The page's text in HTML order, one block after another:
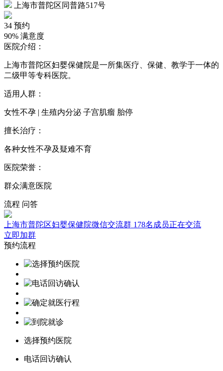
上海市普陀区同普路517号
34 预约
90% 满意度
医院介绍：
上海市普陀区妇婴保健院是一所集医疗、保健、教学于一体的
二级甲等专科医院。
适用人群：
女性不孕 | 生殖内分泌 子宫肌瘤 胎停
擅长治疗：
各种女性不孕及疑难不育
医院荣誉：
群众满意医院
流程 问答
上海市普陀区妇婴保健院微信交流群 178名成员正在交流
立即加群
预约流程
选择预约医院
电话回访确认